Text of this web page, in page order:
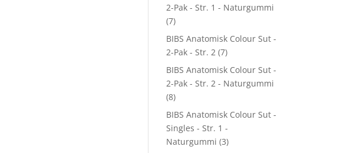
2-Pak - Str. 1 - Naturgummi
(7)
BIBS Anatomisk Colour Sut -
2-Pak - Str. 2 (7)
BIBS Anatomisk Colour Sut -
2-Pak - Str. 2 - Naturgummi
(8)
BIBS Anatomisk Colour Sut -
Singles - Str. 1 -
Naturgummi (3)